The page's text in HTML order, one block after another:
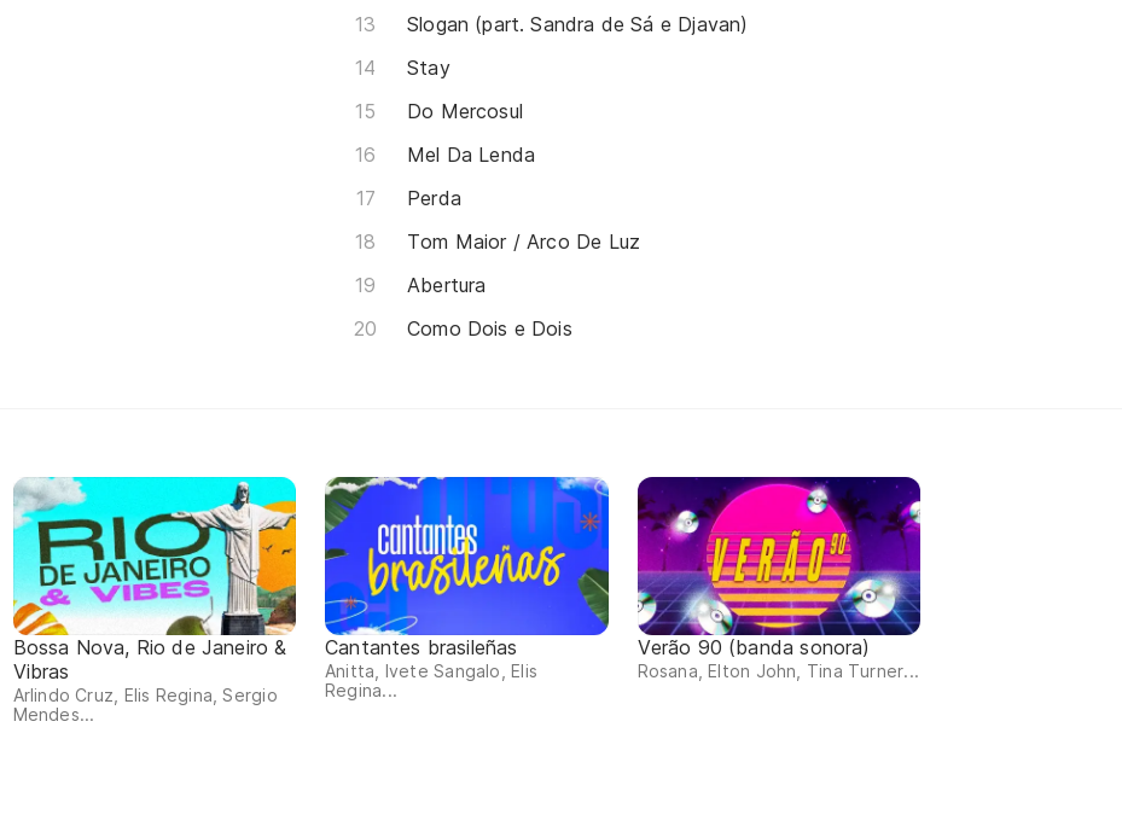
Slogan (part. Sandra de Sá e Djavan)
Stay
Do Mercosul
Mel Da Lenda
Perda
Tom Maior / Arco De Luz
Abertura
Como Dois e Dois
Bossa Nova, Rio de Janeiro &
Vibras
Arlindo Cruz, Elis Regina, Sergio
Mendes...
Cantantes brasileñas
Anitta, Ivete Sangalo, Elis
Regina...
Verão 90 (banda sonora)
Rosana, Elton John, Tina Turner...